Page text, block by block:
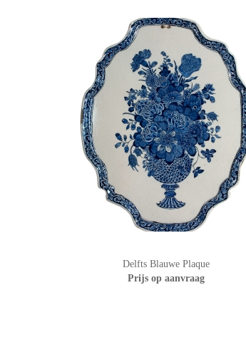
Delfts Blauwe Plaque
Prijs op aanvraag